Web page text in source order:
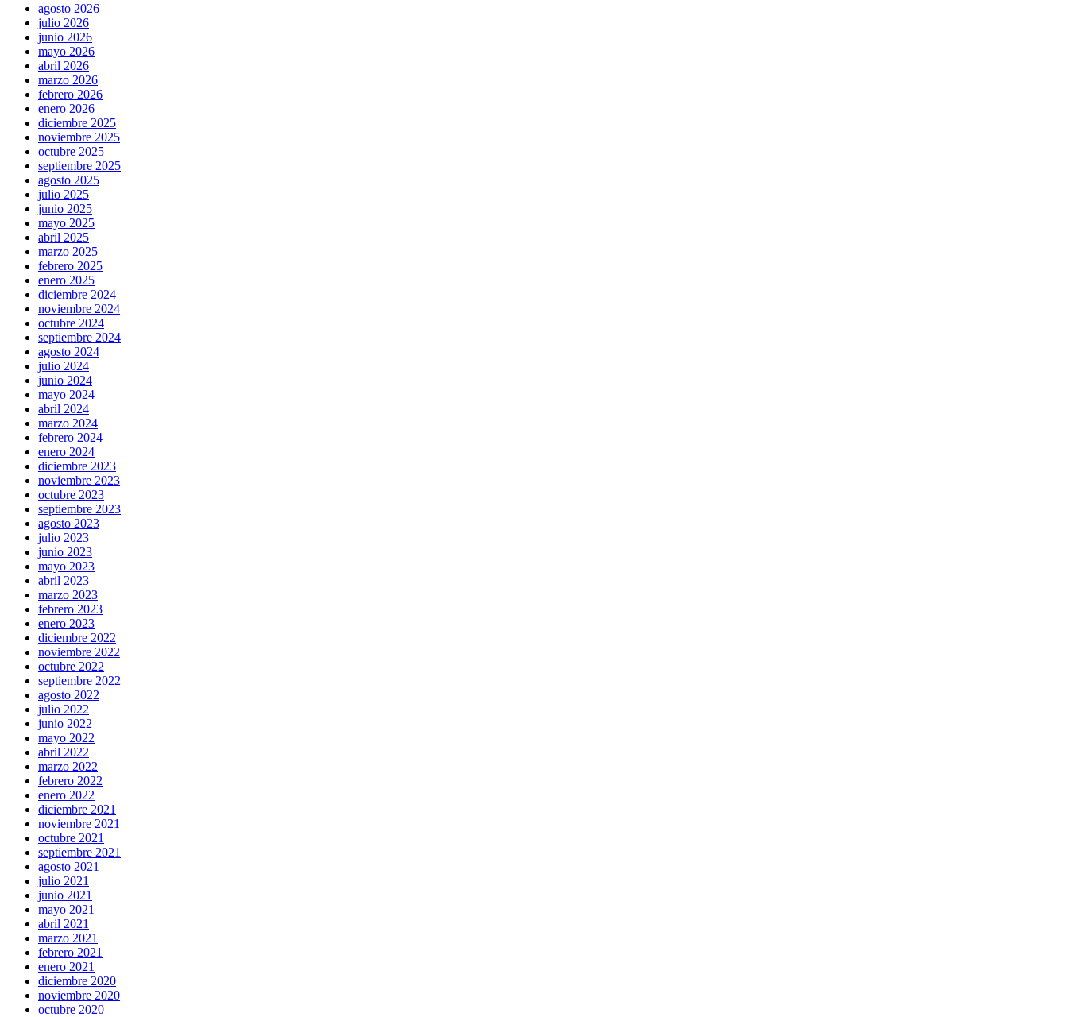
agosto 2026
julio 2026
junio 2026
mayo 2026
abril 2026
marzo 2026
febrero 2026
enero 2026
diciembre 2025
noviembre 2025
octubre 2025
septiembre 2025
agosto 2025
julio 2025
junio 2025
mayo 2025
abril 2025
marzo 2025
febrero 2025
enero 2025
diciembre 2024
noviembre 2024
octubre 2024
septiembre 2024
agosto 2024
julio 2024
junio 2024
mayo 2024
abril 2024
marzo 2024
febrero 2024
enero 2024
diciembre 2023
noviembre 2023
octubre 2023
septiembre 2023
agosto 2023
julio 2023
junio 2023
mayo 2023
abril 2023
marzo 2023
febrero 2023
enero 2023
diciembre 2022
noviembre 2022
octubre 2022
septiembre 2022
agosto 2022
julio 2022
junio 2022
mayo 2022
abril 2022
marzo 2022
febrero 2022
enero 2022
diciembre 2021
noviembre 2021
octubre 2021
septiembre 2021
agosto 2021
julio 2021
junio 2021
mayo 2021
abril 2021
marzo 2021
febrero 2021
enero 2021
diciembre 2020
noviembre 2020
octubre 2020